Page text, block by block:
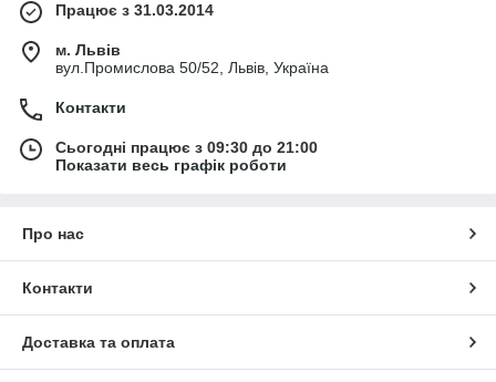
Працює з 31.03.2014
м. Львів
вул.Промислова 50/52, Львів, Україна
Контакти
Сьогодні працює з 09:30 до 21:00
Показати весь графік роботи
Про нас
Контакти
Доставка та оплата